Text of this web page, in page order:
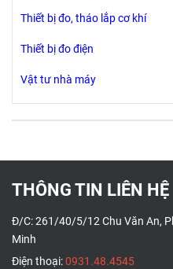
Thiết bị đo, tháo lắp cơ khí
Thiết bị đo điện
Vật tư nhà máy
THÔNG TIN LIÊN HỆ
Đ/C: 261/40/5/12 Chu Văn An,
Minh
Điện thoại:0931.48.4545